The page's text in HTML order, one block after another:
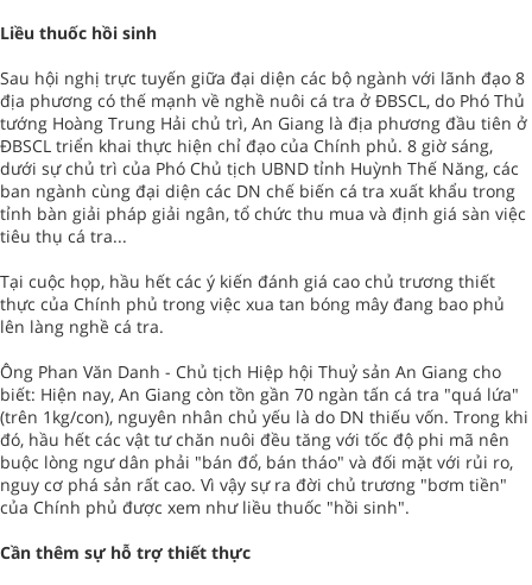
Liều thuốc hồi sinh
Sau hội nghị trực tuyến giữa đại diện các bộ ngành với lãnh đạo 8
địa phương có thế mạnh về nghề nuôi cá tra ở ĐBSCL, do Phó Thủ
tướng Hoàng Trung Hải chủ trì, An Giang là địa phương đầu tiên ở
ĐBSCL triển khai thực hiện chỉ đạo của Chính phủ. 8 giờ sáng,
dưới sự chủ trì của Phó Chủ tịch UBND tỉnh Huỳnh Thế Năng, các
ban ngành cùng đại diện các DN chế biến cá tra xuất khẩu trong
tỉnh bàn giải pháp giải ngân, tổ chức thu mua và định giá sàn việc
tiêu thụ cá tra...
Tại cuộc họp, hầu hết các ý kiến đánh giá cao chủ trương thiết
thực của Chính phủ trong việc xua tan bóng mây đang bao phủ
lên làng nghề cá tra.
Ông Phan Văn Danh - Chủ tịch Hiệp hội Thuỷ sản An Giang cho
biết: Hiện nay, An Giang còn tồn gần 70 ngàn tấn cá tra "quá lứa"
(trên 1kg/con), nguyên nhân chủ yếu là do DN thiếu vốn. Trong khi
đó, hầu hết các vật tư chăn nuôi đều tăng với tốc độ phi mã nên
buộc lòng ngư dân phải "bán đổ, bán tháo" và đối mặt với rủi ro,
nguy cơ phá sản rất cao. Vì vậy sự ra đời chủ trương "bơm tiền"
của Chính phủ được xem như liều thuốc "hồi sinh".
Cần thêm sự hỗ trợ thiết thực